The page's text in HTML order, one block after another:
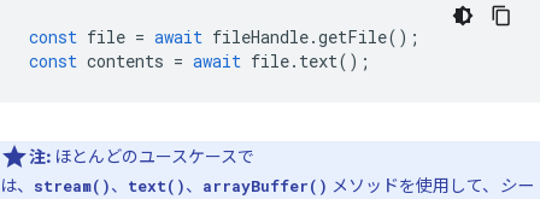
const file = await fileHandle.getFile();
const contents = await file. text();
注: ほとんどのユースケースで
は、
stream()、 text()、 arrayBuffer() メソッドを使用して、
シー